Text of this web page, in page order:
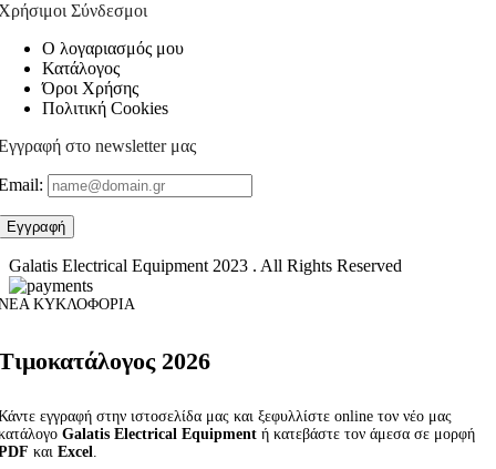
Σύνδεσμοι
Ο λογαριασμός μου
Κατάλογος
Όροι Χρήσης
Πολιτική Cookies
στο newsletter μας
Galatis Electrical Equipment2023 . All Rights Reserved
ΚΥΚΛΟΦΟΡΙΑ
2026
εγγραφή στην ιστοσελίδα μας και ξεφυλλίστε online τον νέο μας
Galatis Electrical Equipment ή κατεβάστε τον άμεσα σε μορφή
και Excel